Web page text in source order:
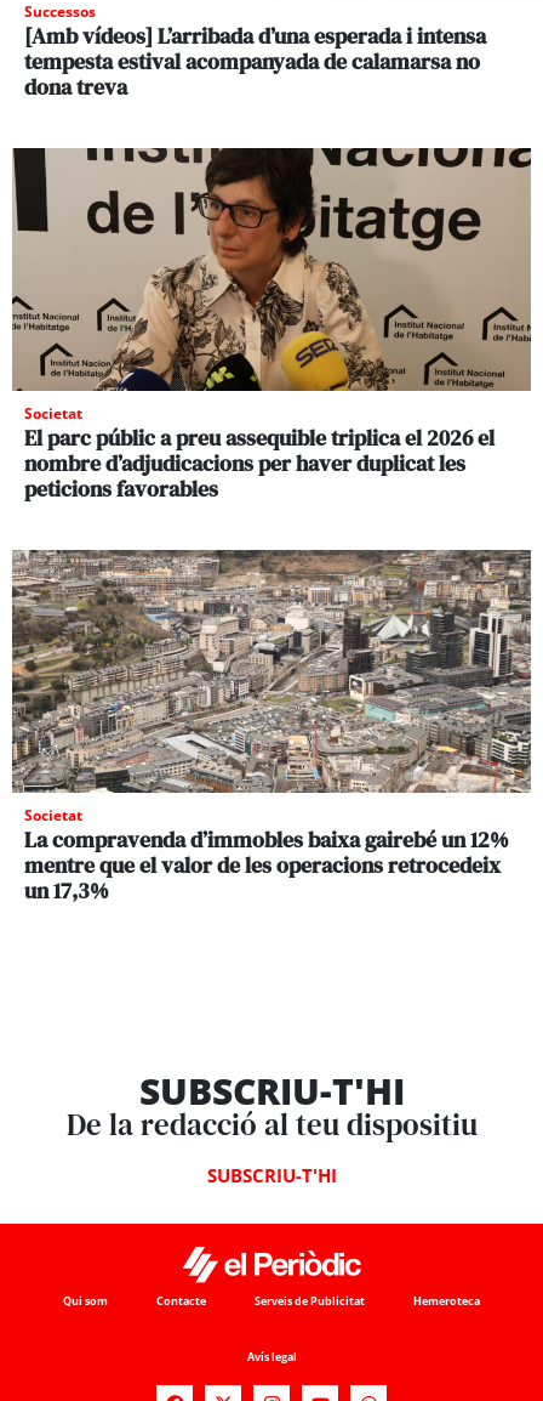
Successos
[Amb vídeos] L’arribada d’una esperada i intensa
tempesta estival acompanyada de calamarsa no
dona treva
Societat
El parc públic a preu assequible triplica el 2026 el
nombre d’adjudicacions per haver duplicat les
peticions favorables
Societat
La compravenda d’immobles baixa gairebé un 12%
mentre que el valor de les operacions retrocedeix
un 17,3%
SUBSCRIU-T'HI
De la redacció al teu dispositiu
SUBSCRIU-T'HI
Qui som Contacte Serveis de Publicitat Hemeroteca
Avís legal